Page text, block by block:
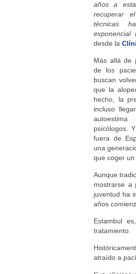
años a
recuperar
técnicas
exponencial
desde la
Más allá de
de los
buscan
que la
hecho, la
incluso
psicólogos.
fuera de
una
que coger un
Aunque
mostrarse a
juventud ha
años
Estambul
tratamiento.
atraído a